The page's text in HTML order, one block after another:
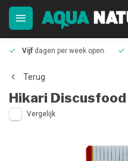
Vijf dagen per week open.
Terug
Hikari
Vergelijk